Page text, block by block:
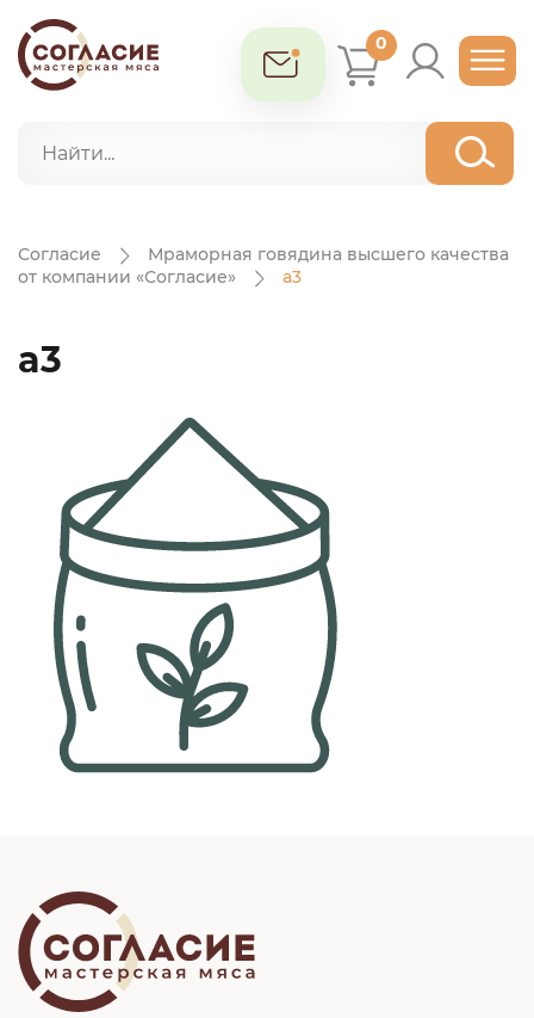
0
Согласие
Мраморная говядина высшего качества
от компании «Согласие»
a3
a3